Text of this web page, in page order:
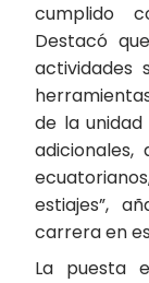
cumplido
Destacó
actividades
de la unidad
estiajes”,
carrera en
La puesta